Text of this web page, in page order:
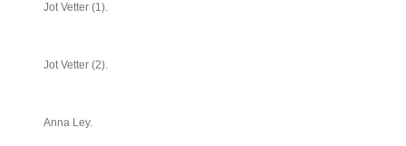
Jot Vetter (1).
Jot Vetter (2).
Anna Ley.